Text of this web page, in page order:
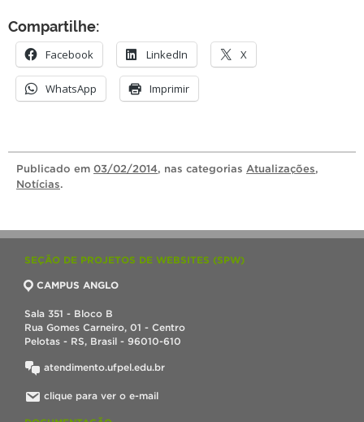
Compartilhe:
Facebook LinkedIn X
WhatsApp Imprimir
Publicado em 03/02/2014, nas categorias Atualizações,
Notícias.
SEÇÃO DE PROJETOS DE WEBSITES (SPW)
CAMPUS ANGLO
Sala 351 - Bloco B
Rua Gomes Carneiro, 01 - Centro
Pelotas - RS, Brasil - 96010-610
atendimento.ufpel.edu.br
clique para ver o e-mail